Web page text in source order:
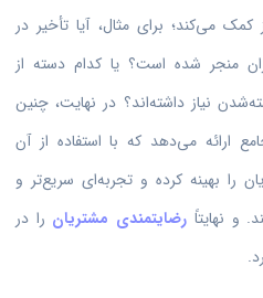
کمک می‌کند؛ برای مثال، آیا تأخیر در
منجر شده است؟ یا کدام دسته از
نیاز داشته‌اند؟ در نهایت، چنین
ارائه می‌دهد که با استفاده از آن
را بهینه کرده و تجربه‌ای سریع‌تر و
و نهایتاً رضایتمندی مشتریان را در